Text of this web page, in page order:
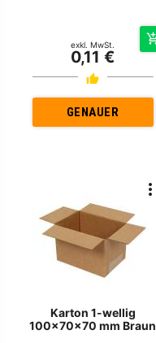
exkl. MwSt.
0,11 €
GENAUER
Karton 1-wellig
100x70x70 mm Braun